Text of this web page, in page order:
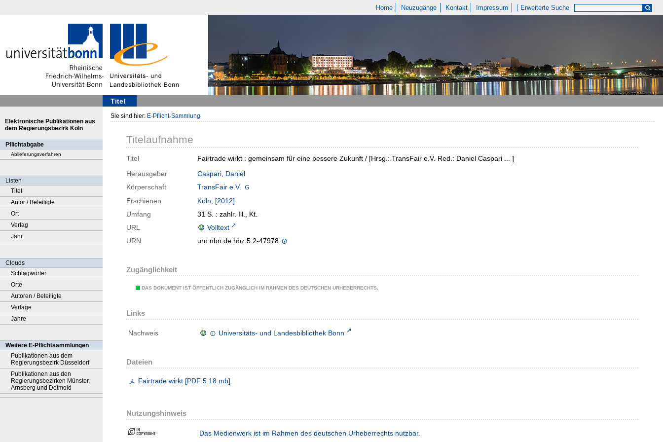
Home Neuzugänge Kontakt Impressum Erweiterte Suche
Titel
Elektronische Publikationen aus
dem Regierungsbezirk Köln
Pflichtabgabe
Ablieferungsverfahren
Listen
Titel
Autor / Beteiligte
Ort
Verlag
Jahr
Clouds
Schlagwörter
Orte
Autoren / Beteiligte
Verlage
Jahre
Weitere E-Pflichtsammlungen
Publikationen aus dem
Regierungsbezirk Düsseldorf
Publikationen aus den
Regierungsbezirken Münster,
Arnsberg und Detmold
Sie sind hier: E-Pflicht-Sammlung
Titelaufnahme
Titel
Fairtrade wirkt : gemeinsam für eine bessere Zukunft / [Hrsg.: TransFair e.V. Red.: Daniel Caspari ... ]
Herausgeber
Caspari, Daniel
Körperschaft
TransFair e.V.
Erschienen
Köln, [2012]
Umfang
31 S. : zahlr. Ill., Kt.
URL
Volltext
URN
urn:nbn:de:hbz:5:2-47978
Zugänglichkeit
DAS DOKUMENT IST ÖFFENTLICH ZUGÄNGLICH IM RAHMEN DES DEUTSCHEN URHEBERRECHTS.
Links
Nachweis Universitäts- und Landesbibliothek Bonn
Dateien
Fairtrade wirkt [PDF 5.18 mb]
Nutzungshinweis
Das Medienwerk ist im Rahmen des deutschen Urheberrechts nutzbar.